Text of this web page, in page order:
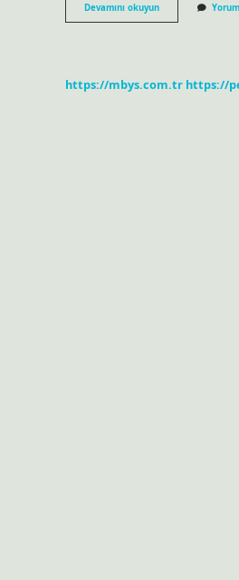
Devamını okuyunDikenli
Incir
https://mbys.com.tr https://